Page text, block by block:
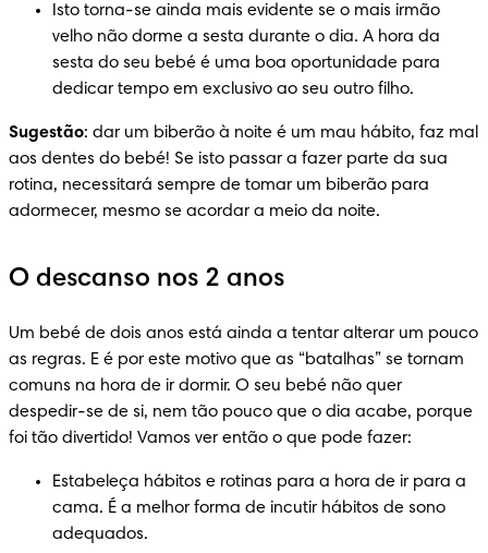
Isto torna-se ainda mais evidente se o mais irmão
velho não dorme a sesta durante o dia. A hora da
sesta do seu bebé é uma boa oportunidade para
dedicar tempo em exclusivo ao seu outro filho.
Sugestão: dar um biberão à noite é um mau hábito, faz mal
aos dentes do bebé! Se isto passar a fazer parte da sua
rotina, necessitará sempre de tomar um biberão para
adormecer, mesmo se acordar a meio da noite.
O descanso nos 2 anos
Um bebé de dois anos está ainda a tentar alterar um pouco
as regras. E é por este motivo que as “batalhas” se tornam
comuns na hora de ir dormir. O seu bebé não quer
despedir-se de si, nem tão pouco que o dia acabe, porque
foi tão divertido! Vamos ver então o que pode fazer:
Estabeleça hábitos e rotinas para a hora de ir para a
cama. É a melhor forma de incutir hábitos de sono
adequados.